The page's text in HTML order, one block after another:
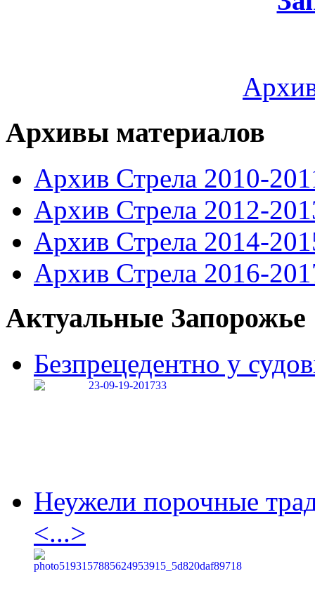
Архивы материалов
Архив Стрела 2010-
Архив Стрела 2012-
Архив Стрела 2014-
Архив Стрела 2016-
Актуальные Запорожье
Безпрецедентно у
Неужели порочные
<...>